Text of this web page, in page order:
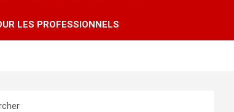
LES PROFESSIONNELS